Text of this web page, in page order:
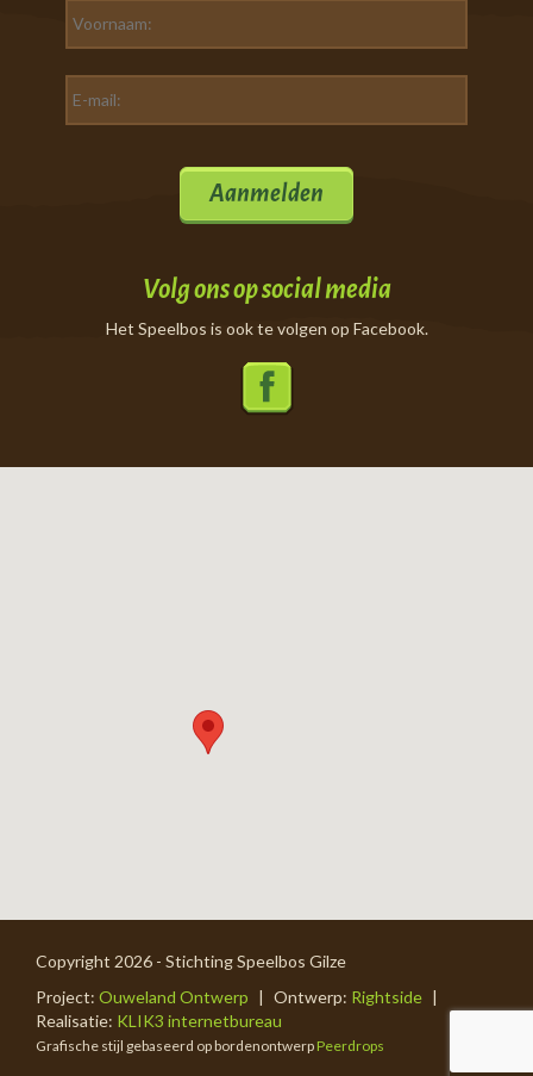
Aanmelden
Volg ons op social media
Het Speelbos is ook te volgen op Facebook.
Copyright 2026 - Stichting Speelbos Gilze
Project: Ouweland Ontwerp | Ontwerp: Rightside |
Realisatie: KLIK3 internetbureau
Grafische stijl gebaseerd op bordenontwerpPeerdrops